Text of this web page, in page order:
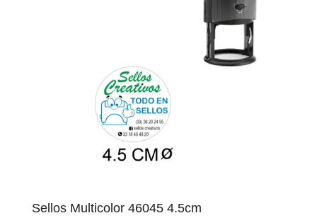
Sellos Multicolor 46045 4.5cm